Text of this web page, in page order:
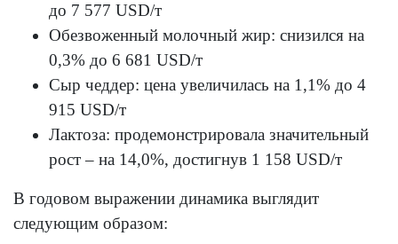
до 7 577 USD/т
Обезвоженный молочный жир: снизился на
0,3% до 6 681 USD/т
Сыр чеддер: цена увеличилась на 1,1% до 4
915 USD/т
Лактоза: продемонстрировала значительный
рост – на 14,0%, достигнув 1 158 USD/т
В годовом выражении динамика выглядит
следующим образом: